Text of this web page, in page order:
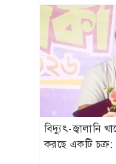
বিদ্যুৎ-জ্বালানি
করছে একটি চক্র: